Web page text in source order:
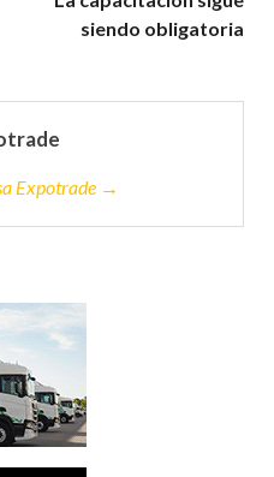
siendo obligatoria
Expotrade →